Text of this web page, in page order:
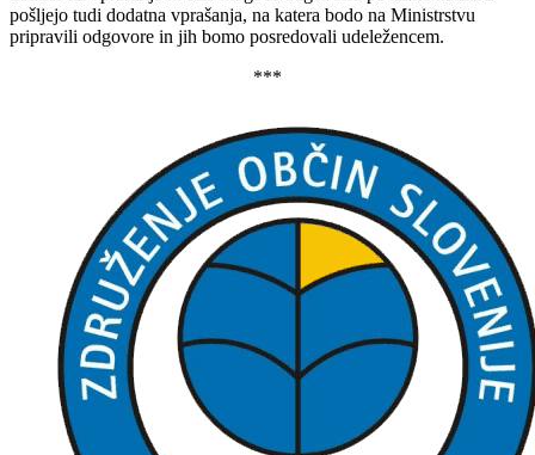
pošljejo tudi dodatna vprašanja, na katera bodo na Ministrstvu
pripravili odgovore in jih bomo posredovali udeležencem.
***